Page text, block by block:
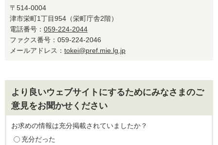
〒514-0004
津市栄町1丁目954（栄町庁舎2階）
電話番号： 059-224-2044
ファクス番号：059-224-2046
メールアドレス： tokei@pref.mie.lg.jp
より良いウェブサイトにするためにみなさまのご
意見をお聞かせください
お求めの情報は充分掲載されていましたか？
充分だった